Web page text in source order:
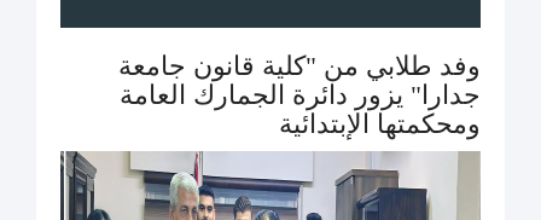
وفد طلابي من "كلية قانون جامعة
جدارا" يزور دائرة الجمارك العامة
ومحكمتها الإبتدائية